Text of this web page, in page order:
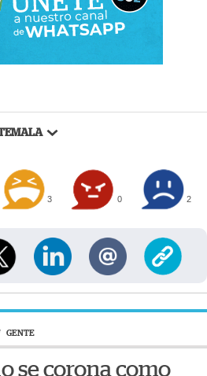
3 0 2
GENTE
se corona como